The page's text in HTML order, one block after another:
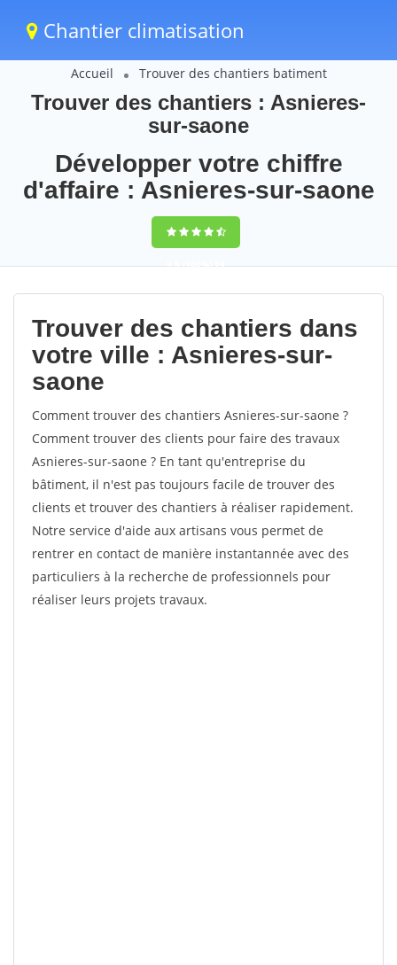
Chantier climatisation
Accueil Trouver des chantiers batiment
Trouver des chantiers : Asnieres-
sur-saone
Développer votre chiffre
d'affaire : Asnieres-sur-saone
9,5(100%)74
votes
Trouver des chantiers dans
votre ville : Asnieres-sur-
saone
Comment trouver des chantiers Asnieres-sur-saone ?
Comment trouver des clients pour faire des travaux
Asnieres-sur-saone ? En tant qu'entreprise du
bâtiment, il n'est pas toujours facile de trouver des
clients et trouver des chantiers à réaliser rapidement.
Notre service d'aide aux artisans vous permet de
rentrer en contact de manière instantannée avec des
particuliers à la recherche de professionnels pour
réaliser leurs projets travaux.